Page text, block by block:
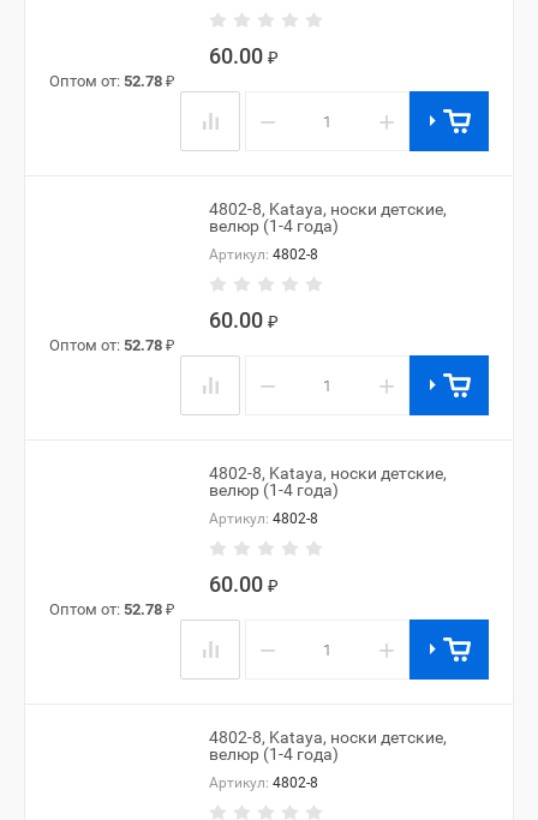
60.00 ₽
Оптом от: 52.78 ₽
− +
4802-8, Kataya, носки детские,
велюр (1-4 года)
Артикул: 4802-8
60.00 ₽
Оптом от: 52.78 ₽
− +
4802-8, Kataya, носки детские,
велюр (1-4 года)
Артикул: 4802-8
60.00 ₽
Оптом от: 52.78 ₽
− +
4802-8, Kataya, носки детские,
велюр (1-4 года)
Артикул: 4802-8